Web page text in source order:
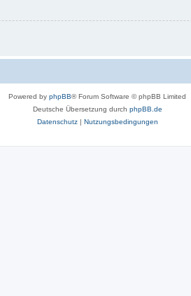
Powered by phpBB® Forum Software © phpBB Limited
Deutsche Übersetzung durch phpBB.de
Datenschutz| Nutzungsbedingungen